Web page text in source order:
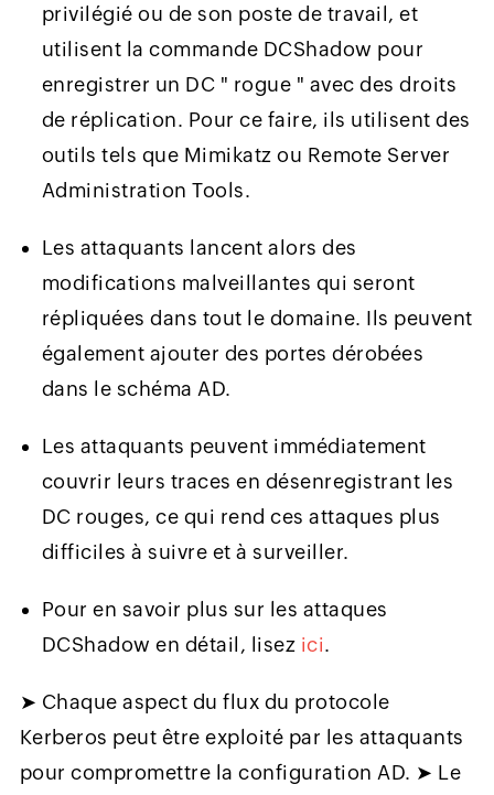
privilégié ou de son poste de travail, et
utilisent la commande DCShadow pour
enregistrer un DC " rogue " avec des droits
de réplication. Pour ce faire, ils utilisent des
outils tels que Mimikatz ou Remote Server
Administration Tools.
Les attaquants lancent alors des
modifications malveillantes qui seront
répliquées dans tout le domaine. Ils peuvent
également ajouter des portes dérobées
dans le schéma AD.
Les attaquants peuvent immédiatement
couvrir leurs traces en désenregistrant les
DC rouges, ce qui rend ces attaques plus
difficiles à suivre et à surveiller.
Pour en savoir plus sur les attaques
DCShadow en détail, lisez ici.
➤ Chaque aspect du flux du protocole
Kerberos peut être exploité par les attaquants
pour compromettre la configuration AD. ➤ Le